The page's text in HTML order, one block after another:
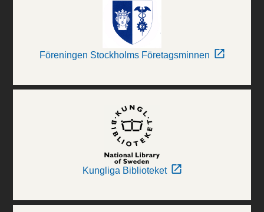
Föreningen Stockholms Företagsminnen
Kungliga Biblioteket